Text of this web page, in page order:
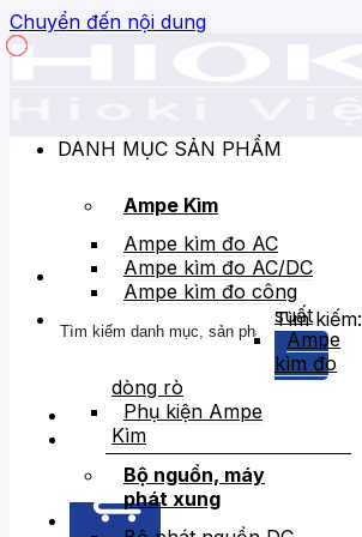
Chuyển đến nội dung
Tìm kiếm:
DANH MỤC SẢN PHẨM
Ampe Kìm
Ampe kìm đo AC
Ampe kìm đo AC/DC
Ampe kìm đo công
suất
Ampe
kìm đo
dòng rò
Phụ kiện Ampe
Kìm
Bộ nguồn, máy
phát xung